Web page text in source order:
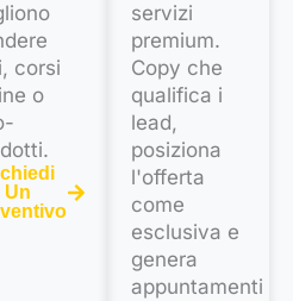
corsi
o
Un
servizi
premium.
Copy che
qualifica i
lead,
posiziona
l'offerta
come
esclusiva e
genera
appuntamenti